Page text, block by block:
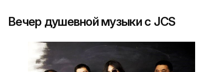
Вечер душевной музыки с JCS